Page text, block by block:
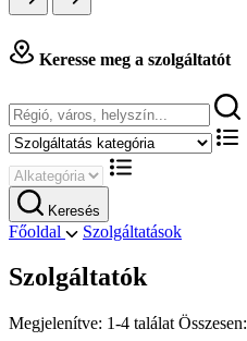
Keresse meg a szolgáltatót
Keresés
Főoldal Szolgáltatások
Szolgáltatók
Megjelenítve: 1-4 találat Összesen: